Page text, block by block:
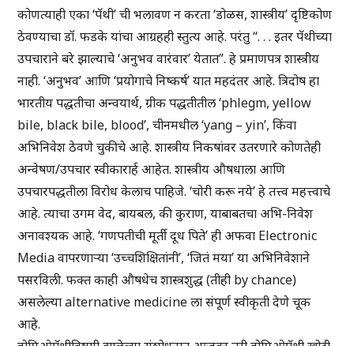
कोणत्याही एका ‘पॅथी’ ची भलावण न करता ‘डोळस, शास्त्रीय’ दृष्टिकोण
ठेवण्याचा डॉ. फडके यांचा आग्रहही स्तुत्य आहे. परंतु “. . . इतर पॅथीच्या
उपचाराने बरे झाल्याचे ‘अनुभव वारंवार’ येतात”. हे प्रमाणपत्र शास्त्रीय
नाही. ‘अनुभव’ आणि ‘प्रयोगाचे निष्कर्ष’ यात महदंतर आहे. त्रिदोष हा
भारतीय पद्धतीचा अन्वयार्थ, ग्रीक पद्धतीतील ‘phlegm, yellow
bile, black bile, blood’, चीनमधील ‘yang – yin’, किंवा
अभिनिवेश ठेवणे चुकीचे आहे. शास्त्रीय निकषांवर उतरणारे कोणतेही
अन्वेषण/उपचार स्वीकारार्ह आहेत. शास्त्रीय औषधाला आणि
उपचारपद्धतीला विरोध केलाच पाहिजे. ‘चोरी करू नये’ हे तत्त्व महत्त्वाचे
आहे. त्याचा उगम वेद, बायबल, की कुराण, याबाबतचा अभि-निवेश
अनावश्यक आहे. ‘गणपतीची मूर्ती दूध पिते’ ही अफवा Electronic
Media वापरणाऱ्या ‘उच्चशिक्षितांनी’, ‘जितं मया’ या अभिनिवेशाने
पसरविली. फक्त काही औषधेच शास्त्रशुद्ध (तीही by chance)
असलेल्या alternative medicine ला संपूर्ण स्वीकृती देणे चूक
आहे.